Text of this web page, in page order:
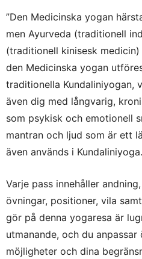
”Den Medicinska yogan
men Ayurveda (traditionell
(traditionell kinisesk
den Medicinska yogan
traditionella Kundaliniyogan,
även dig med långvarig,
som psykisk och emotionell
mantran och ljud som är ett
även används i Kundaliniyoga.
Varje pass innehåller
övningar, positioner, vila
gör på denna yogaresa är
utmanande, och du
möjligheter och dina